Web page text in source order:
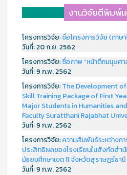
งานวิจัยตีพิมพ์
โครงการวิจัย:ชื่อโครงการวิจัย (ภาษ
วันที่:20 ก.ย. 2562
โครงการวิจัย:ชื่อภาพ “หน้าตึกมนุษศา
วันที่:9 ก.พ. 2562
โครงการวิจัย:The Development
Skill Training Package of First
Major Students in Humanities
Faculty Suratthani Rajabhat
วันที่:9 ก.พ. 2562
โครงการวิจัย:ความสัมพันธ์ระหว่างก
ประสิทธิผลของโรงเรียนในสังกัดสำ
มัธยมศึกษาเขต 11 จังหวัดสุราษฎร์ธานี
วันที่:9 ก.พ. 2562